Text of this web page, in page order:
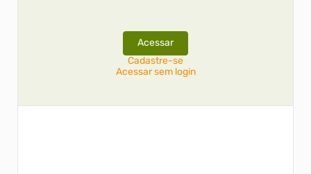
Acessar
Cadastre-se
Acessar sem login